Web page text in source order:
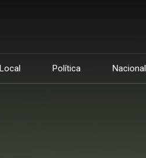
Local Política Nacional